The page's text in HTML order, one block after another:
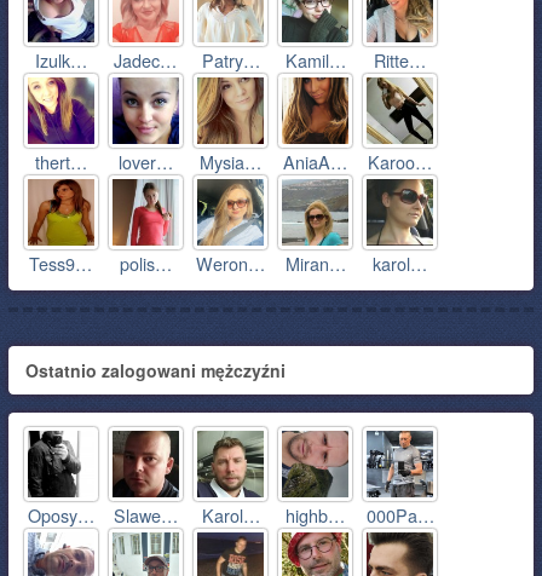
Izulk… Jadec… Patry… Kamil… Ritte…
thert… lover… Mysia… AniaA… Karoo…
Tess9… polis… Weron… Miran… karol…
Ostatnio zalogowani mężczyźni
Oposy… Slawe… Karol… highb… 000Pa…